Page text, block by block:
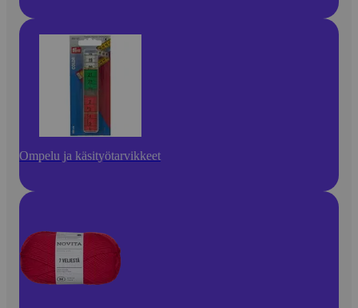
Ompelu ja käsityötarvikkeet